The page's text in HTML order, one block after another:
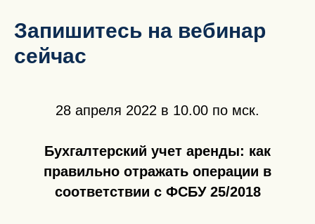
Запишитесь на вебинар
сейчас
28 апреля 2022 в 10.00 по мск.
Бухгалтерский учет аренды: как
правильно отражать операции в
соответствии с ФСБУ 25/2018